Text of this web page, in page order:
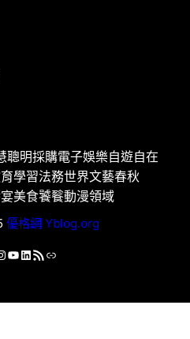
聰明採購電子娛樂自遊自在
學習法務世界文藝春秋
美食饕餮動漫領域
優格網 Yblog.org
YouTube
LinkedIn
RSS 資訊提供連結